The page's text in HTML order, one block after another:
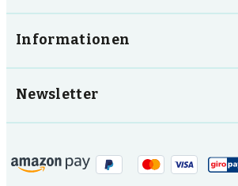
Informationen
Newsletter